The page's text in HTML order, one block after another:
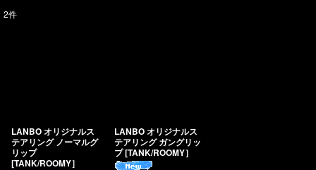
2件
LANBO オリジナルス
テアリング ノーマルグ
リップ
[TANK/ROOMY］
LANBO オリジナルス
テアリング ガングリッ
プ [TANK/ROOMY］